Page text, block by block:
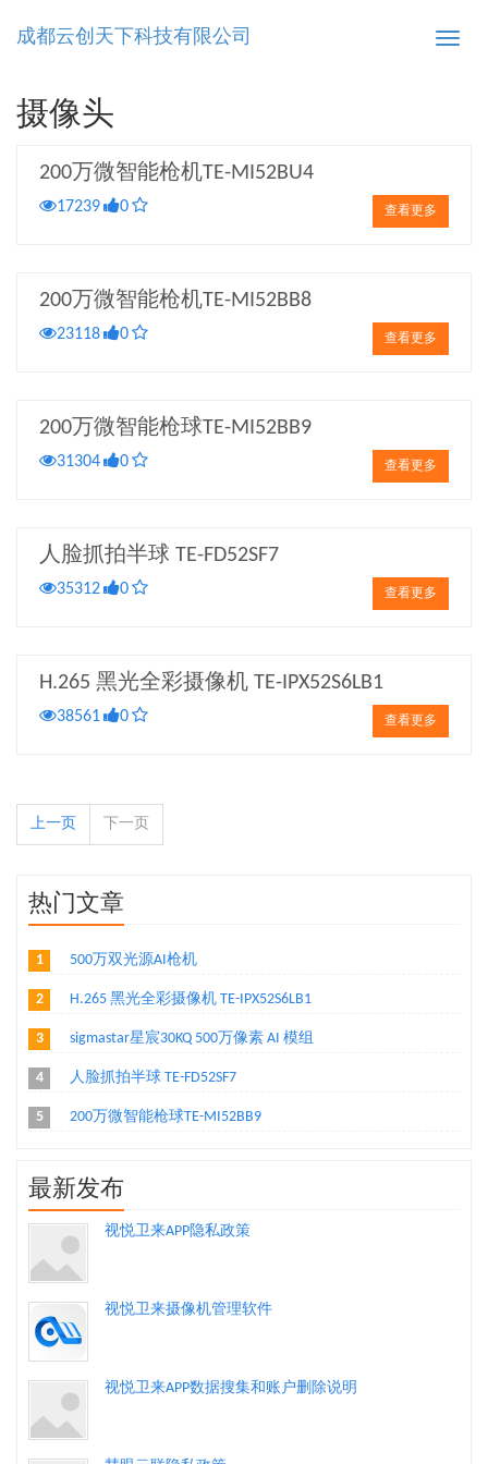
Toggle
成都云创天下科技有限公司
摄像头
200万微智能枪机TE-MI52BU4
17239 0 查看更多
200万微智能枪机TE-MI52BB8
23118 0 查看更多
200万微智能枪球TE-MI52BB9
31304 0 查看更多
人脸抓拍半球 TE-FD52SF7
35312 0 查看更多
H.265 黑光全彩摄像机 TE-IPX52S6LB1
38561 0 查看更多
上一页 下一页
热门文章
1 500万双光源AI枪机
2 H.265 黑光全彩摄像机 TE-IPX52S6LB1
3 sigmastar星宸30KQ 500万像素 AI 模组
4 人脸抓拍半球 TE-FD52SF7
5 200万微智能枪球TE-MI52BB9
最新发布
视悦卫来APP隐私政策
视悦卫来摄像机管理软件
视悦卫来APP数据搜集和账户删除说明